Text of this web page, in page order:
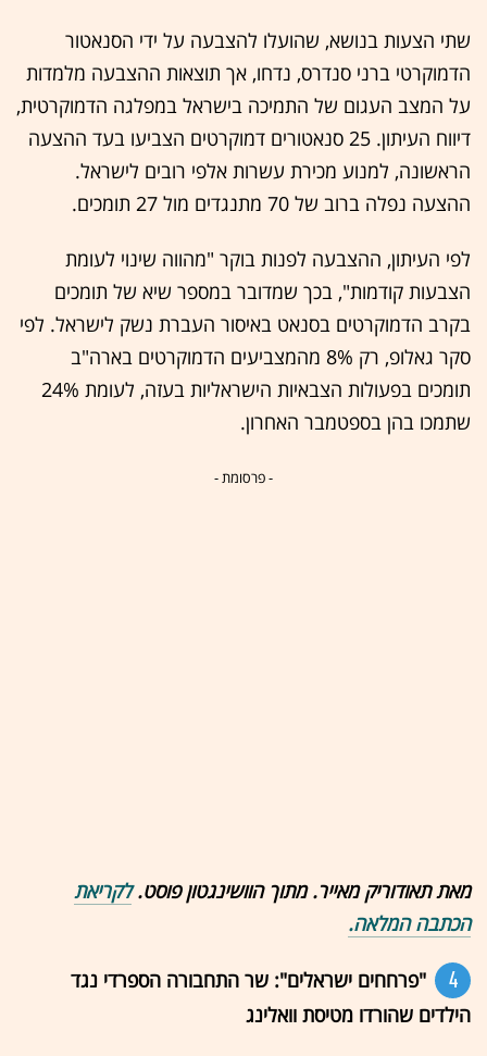
שתי הצעות בנושא, שהועלו להצבעה על ידי הסנאטור
הדמוקרטי ברני סנדרס, נדחו, אך תוצאות ההצבעה מלמדות
על המצב העגום של התמיכה בישראל במפלגה הדמוקרטית,
דיווח העיתון. 25 סנאטורים דמוקרטים הצביעו בעד ההצעה
הראשונה, למנוע מכירת עשרות אלפי רובים לישראל.
ההצעה נפלה ברוב של 70 מתנגדים מול 27 תומכים.
לפי העיתון, ההצבעה לפנות בוקר "מהווה שינוי לעומת
הצבעות קודמות", בכך שמדובר במספר שיא של תומכים
בקרב הדמוקרטים בסנאט באיסור העברת נשק לישראל. לפי
סקר גאלופ, רק 8% מהמצביעים הדמוקרטים בארה"ב
תומכים בפעולות הצבאיות הישראליות בעזה, לעומת 24%
שתמכו בהן בספטמבר האחרון.
- פרסומת -
מאת תאודוריק מאייר. מתוך הוושינגטון פוסט.לקריאת
הכתבה המלאה.
4
"פרחחים ישראלים": שר התחבורה הספרדי נגד
הילדים שהורדו מטיסת וואלינג